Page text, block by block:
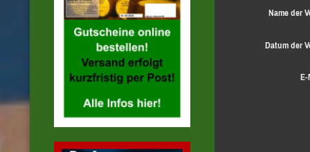
Name der
Datum der